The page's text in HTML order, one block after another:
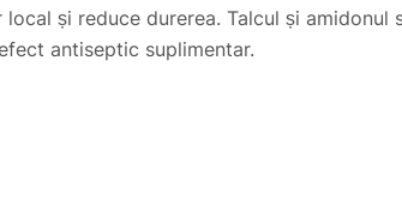
și reduce durerea. Talcul și amidonul
antiseptic suplimentar.
cu un strat subțire.